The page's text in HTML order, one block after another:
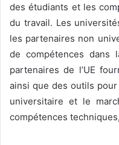
des étudiants et les
du travail. Les
les partenaires non
de compétences dans
partenaires de l’UE
ainsi que des outils
universitaire et le
compétences